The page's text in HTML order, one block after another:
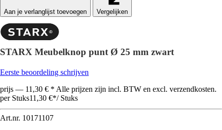
Vergelijken
STARX Meubelknop punt Ø 25 mm zwart
Eerste beoordeling schrijven
prijs — 11,30 € * Alle prijzen zijn incl. BTW en excl. verzendkosten.
per Stuks11,30 €*/ Stuks
Art.nr. 10171107